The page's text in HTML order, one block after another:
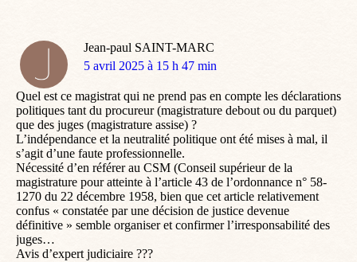
Jean-paul SAINT-MARC
dit
5 avril 2025 à 15 h 47 min
Quel est ce magistrat qui ne prend pas en compte les déclarations
politiques tant du procureur (magistrature debout ou du parquet)
que des juges (magistrature assise) ?
L’indépendance et la neutralité politique ont été mises à mal, il
s’agit d’une faute professionnelle.
Nécessité d’en référer au CSM (Conseil supérieur de la
magistrature pour atteinte à l’article 43 de l’ordonnance n° 58-
1270 du 22 décembre 1958, bien que cet article relativement
confus « constatée par une décision de justice devenue
définitive » semble organiser et confirmer l’irresponsabilité des
juges…
Avis d’expert judiciaire ???